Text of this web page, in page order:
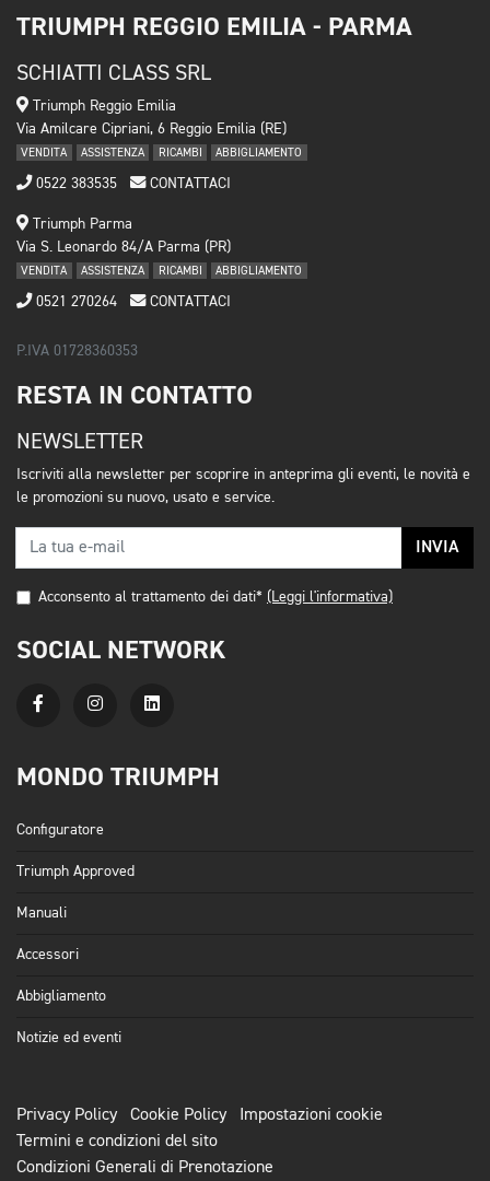
TRIUMPH REGGIO EMILIA - PARMA
SCHIATTI CLASS SRL
Triumph Reggio Emilia
Via Amilcare Cipriani, 6 Reggio Emilia (RE)
VENDITA ASSISTENZA RICAMBI ABBIGLIAMENTO
0522 383535 CONTATTACI
Triumph Parma
Via S. Leonardo 84/A Parma (PR)
VENDITA ASSISTENZA RICAMBI ABBIGLIAMENTO
0521 270264 CONTATTACI
P.IVA 01728360353
RESTA IN CONTATTO
NEWSLETTER
Iscriviti alla newsletter per scoprire in anteprima gli eventi, le novità e
le promozioni su nuovo, usato e service.
INVIA
Acconsento al trattamento dei dati* (Leggi l'informativa)
SOCIAL NETWORK
MONDO TRIUMPH
Configuratore
Triumph Approved
Manuali
Accessori
Abbigliamento
Notizie ed eventi
Privacy Policy Cookie Policy
Impostazioni cookie
Termini e condizioni del sito
Condizioni Generali di Prenotazione